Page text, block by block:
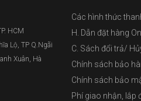
HCM
Lộ, TP Q.Ngãi
Xuân, Hà
Các hình thức
H. Dẫn đặt hàng
C. Sách đổi trả/
Chính sách bảo
Chính sách bảo
Phí giao nhận, lắp